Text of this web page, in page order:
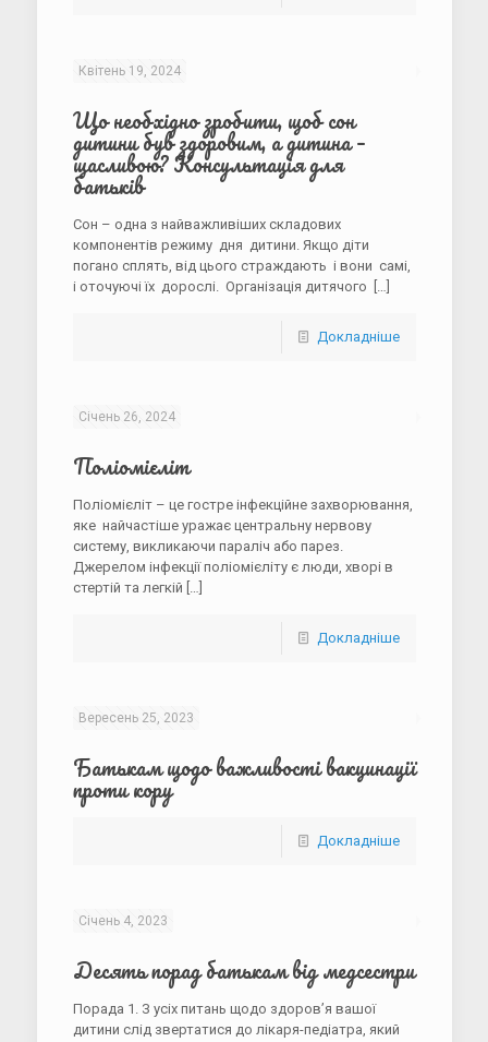
Квітень 19, 2024
Що необхідно зробити, щоб сон
дитини був здоровим, а дитина –
щасливою? Консультація для
батьків
Сон – одна з найважливіших складових
компонентів режиму дня дитини. Якщо діти
погано сплять, від цього страждають і вони самі,
і оточуючі їх дорослі. Організація дитячого
[…]
Докладніше
Січень 26, 2024
Поліомієліт
Поліомієліт – це гостре інфекційне захворювання,
яке найчастіше уражає центральну нервову
систему, викликаючи параліч або парез.
Джерелом інфекції поліомієліту є люди, хворі в
стертій та легкій […]
Докладніше
Вересень 25, 2023
Батькам щодо важливості вакцинації
проти кору
Докладніше
Січень 4, 2023
Десять порад батькам від медсестри
Порада 1. З усіх питань щодо здоров’я вашої
дитини слід звертатися до лікаря-педіатра, який